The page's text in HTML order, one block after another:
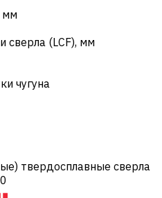
мм
сверла (LCF), мм
чугуна
твердосплавные сверла